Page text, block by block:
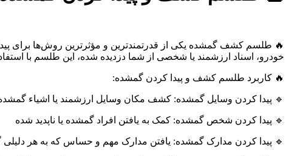
🔥 طلسم کشف گمشده یکی از قدرتمندترین و مؤثرترین روش‌ها برای
خودرو، اسناد ارزشمند یا شخصی از شما دزدیده شده، این طلسم با
🔥 کاربرد طلسم کشف و پیدا کردن گمشده:
🔹 پیدا کردن وسایل گمشده: کشف مکان وسایل ارزشمند یا اشیاء
🔹 پیدا کردن شخص گمشده: کمک به یافتن افراد گمشده یا ناپدید شده
🔹 پیدا کردن مدارک گمشده: یافتن مدارک مهم و حساس که به هر دلیلی